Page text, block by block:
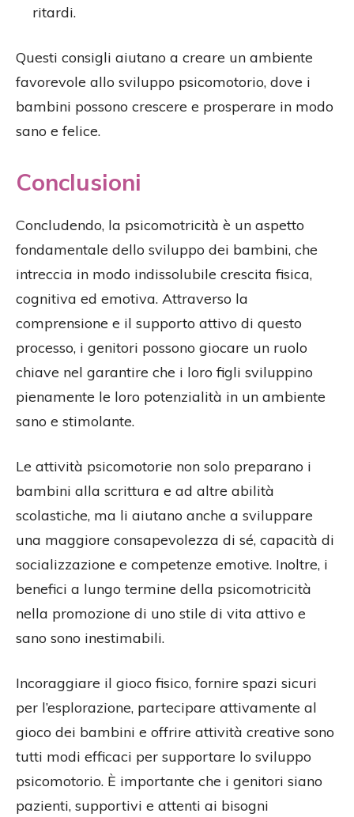
ritardi.
Questi consigli aiutano a creare un ambiente
favorevole allo sviluppo psicomotorio, dove i
bambini possono crescere e prosperare in modo
sano e felice.
Conclusioni
Concludendo, la psicomotricità è un aspetto
fondamentale dello sviluppo dei bambini, che
intreccia in modo indissolubile crescita fisica,
cognitiva ed emotiva. Attraverso la
comprensione e il supporto attivo di questo
processo, i genitori possono giocare un ruolo
chiave nel garantire che i loro figli sviluppino
pienamente le loro potenzialità in un ambiente
sano e stimolante.
Le attività psicomotorie non solo preparano i
bambini alla scrittura e ad altre abilità
scolastiche, ma li aiutano anche a sviluppare
una maggiore consapevolezza di sé, capacità di
socializzazione e competenze emotive. Inoltre, i
benefici a lungo termine della psicomotricità
nella promozione di uno stile di vita attivo e
sano sono inestimabili.
Incoraggiare il gioco fisico, fornire spazi sicuri
per l’esplorazione, partecipare attivamente al
gioco dei bambini e offrire attività creative sono
tutti modi efficaci per supportare lo sviluppo
psicomotorio. È importante che i genitori siano
pazienti, supportivi e attenti ai bisogni